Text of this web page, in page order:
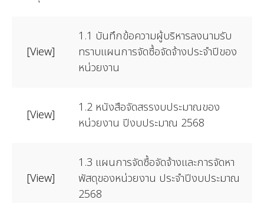
[View]
1.1 บันทึกข้อความผู้บริหารลงนามรับ
ทราบแผนการจัดซื้อจัดจ้างประจำปีของ
หน่วยงาน
[View]
1.2 หนังสือจัดสรรงบประมาณของ
หน่วยงาน ปีงบประมาณ 2568
[View]
1.3 แผนการจัดซื้อจัดจ้างและการจัดหา
พัสดุของหน่วยงาน ประจำปีงบประมาณ
2568